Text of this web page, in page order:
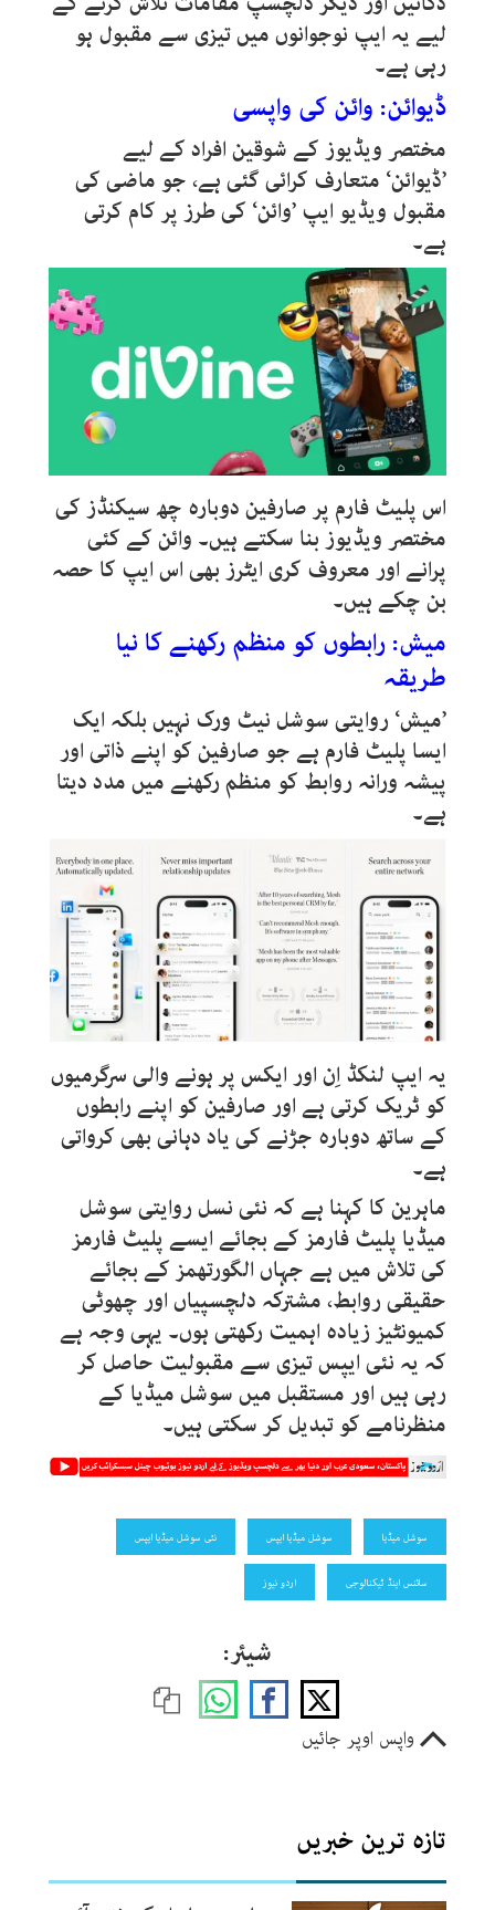
لیے یہ ایپ نوجوانوں میں تیزی سے مقبول ہو
رہی ہے۔
ڈیوائن: وائن کی واپسی
مختصر ویڈیوز کے شوقین افراد کے لیے
’ڈیوائن‘ متعارف کرائی گئی ہے، جو ماضی کی
مقبول ویڈیو ایپ ’وائن‘ کی طرز پر کام کرتی
ہے۔
اس پلیٹ فارم پر صارفین دوبارہ چھ سیکنڈز کی
مختصر ویڈیوز بنا سکتے ہیں۔ وائن کے کئی
پرانے اور معروف کری ایٹرز بھی اس ایپ کا حصہ
بن چکے ہیں۔
میش: رابطوں کو منظم رکھنے کا نیا
طریقہ
’میش‘ روایتی سوشل نیٹ ورک نہیں بلکہ ایک
ایسا پلیٹ فارم ہے جو صارفین کو اپنے ذاتی اور
پیشہ ورانہ روابط کو منظم رکھنے میں مدد دیتا
ہے۔
یہ ایپ لنکڈ اِن اور ایکس پر ہونے والی سرگرمیوں
کو ٹریک کرتی ہے اور صارفین کو اپنے رابطوں
کے ساتھ دوبارہ جڑنے کی یاد دہانی بھی کرواتی
ہے۔
ماہرین کا کہنا ہے کہ نئی نسل روایتی سوشل
میڈیا پلیٹ فارمز کے بجائے ایسے پلیٹ فارمز
کی تلاش میں ہے جہاں الگورتھمز کے بجائے
حقیقی روابط، مشترکہ دلچسپیاں اور چھوٹی
کمیونٹیز زیادہ اہمیت رکھتی ہوں۔ یہی وجہ ہے
کہ یہ نئی ایپس تیزی سے مقبولیت حاصل کر
رہی ہیں اور مستقبل میں سوشل میڈیا کے
منظرنامے کو تبدیل کر سکتی ہیں۔
سوشل میڈیا سوشل میڈیا ایپس نئی سوشل میڈیا ایپس
سائنس اینڈ ٹیکنالوجی اردو نیوز
شیئر:
واپس اوپر جائیں
تازہ ترین خبریں